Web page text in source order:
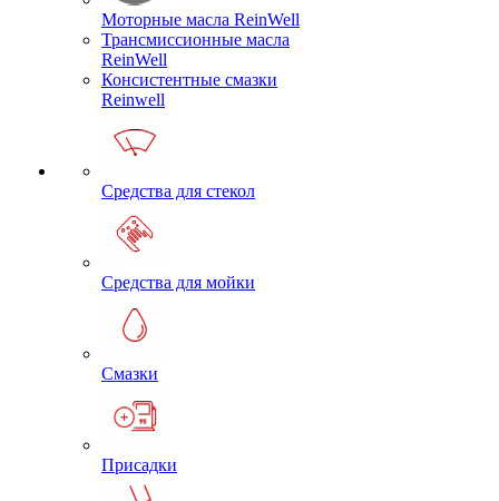
Моторные масла ReinWell
Трансмиссионные масла
ReinWell
Консистентные смазки
Reinwell
Средства для стекол
Средства для мойки
Смазки
Присадки